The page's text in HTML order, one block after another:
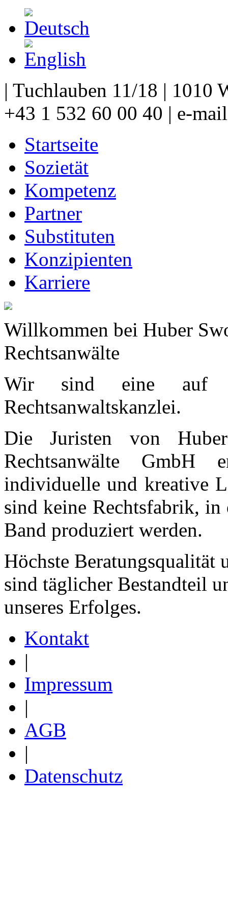
| Tuchlauben 11/18 | 1010
+43 1 532 60 00 40 | e-
Startseite
Sozietät
Kompetenz
Partner
Substituten
Konzipienten
Karriere
Willkommen bei Huber
Rechtsanwälte
Wir sind eine auf
Rechtsanwaltskanzlei.
Die Juristen von
Rechtsanwälte
individuelle und kreative
sind keine Rechtsfabrik, in
Band produziert werden.
Höchste Beratungsqualität
sind täglicher Bestandteil
unseres Erfolges.
Kontakt
|
Impressum
|
AGB
|
Datenschutz